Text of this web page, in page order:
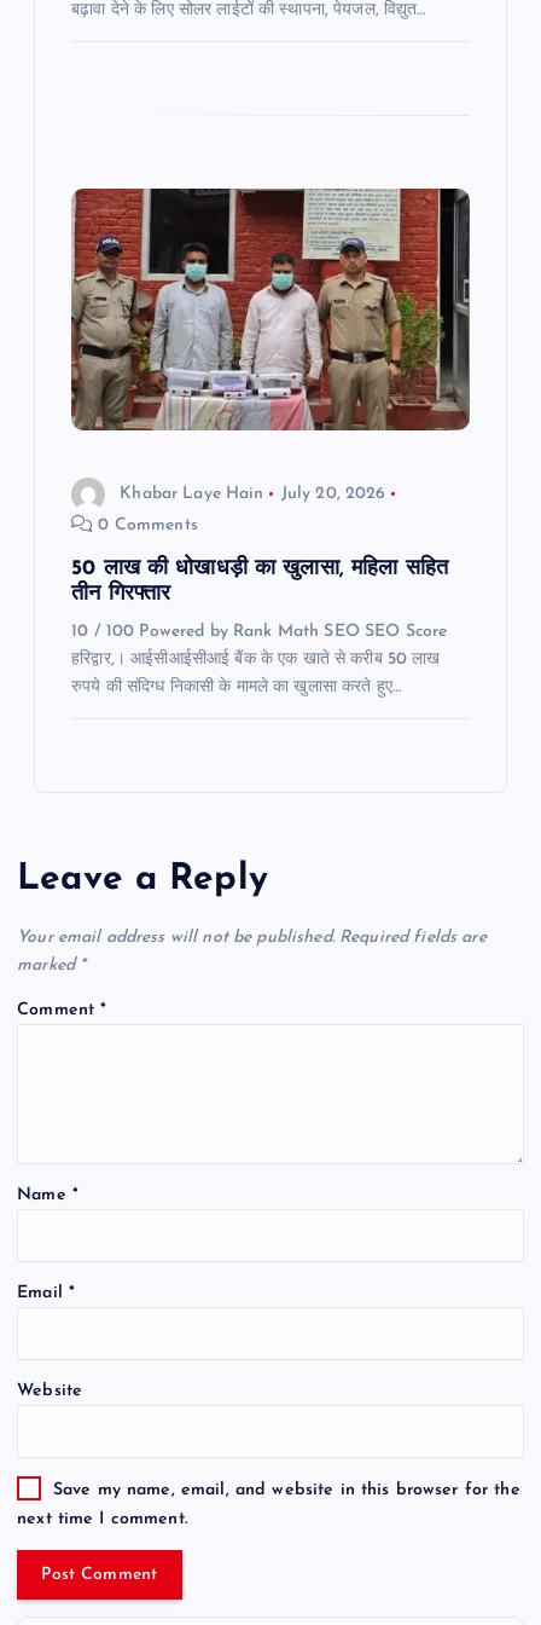
बढ़ावा देने के लिए सोलर लाईटों की स्थापना, पेयजल, विद्युत…
Khabar Laye Hain
July 20, 2026
0 Comments
50 लाख की धोखाधड़ी का खुलासा, महिला सहित
तीन गिरफ्तार
10 / 100 Powered by Rank Math SEO SEO Score
हरिद्वार,। आईसीआईसीआई बैंक के एक खाते से करीब 50 लाख
रुपये की संदिग्ध निकासी के मामले का खुलासा करते हुए…
Leave a Reply
Your email address will not be published. Required fields are
marked *
Comment*
Name *
Email *
Website
Save my name, email, and website in this browser for the
next time I comment.